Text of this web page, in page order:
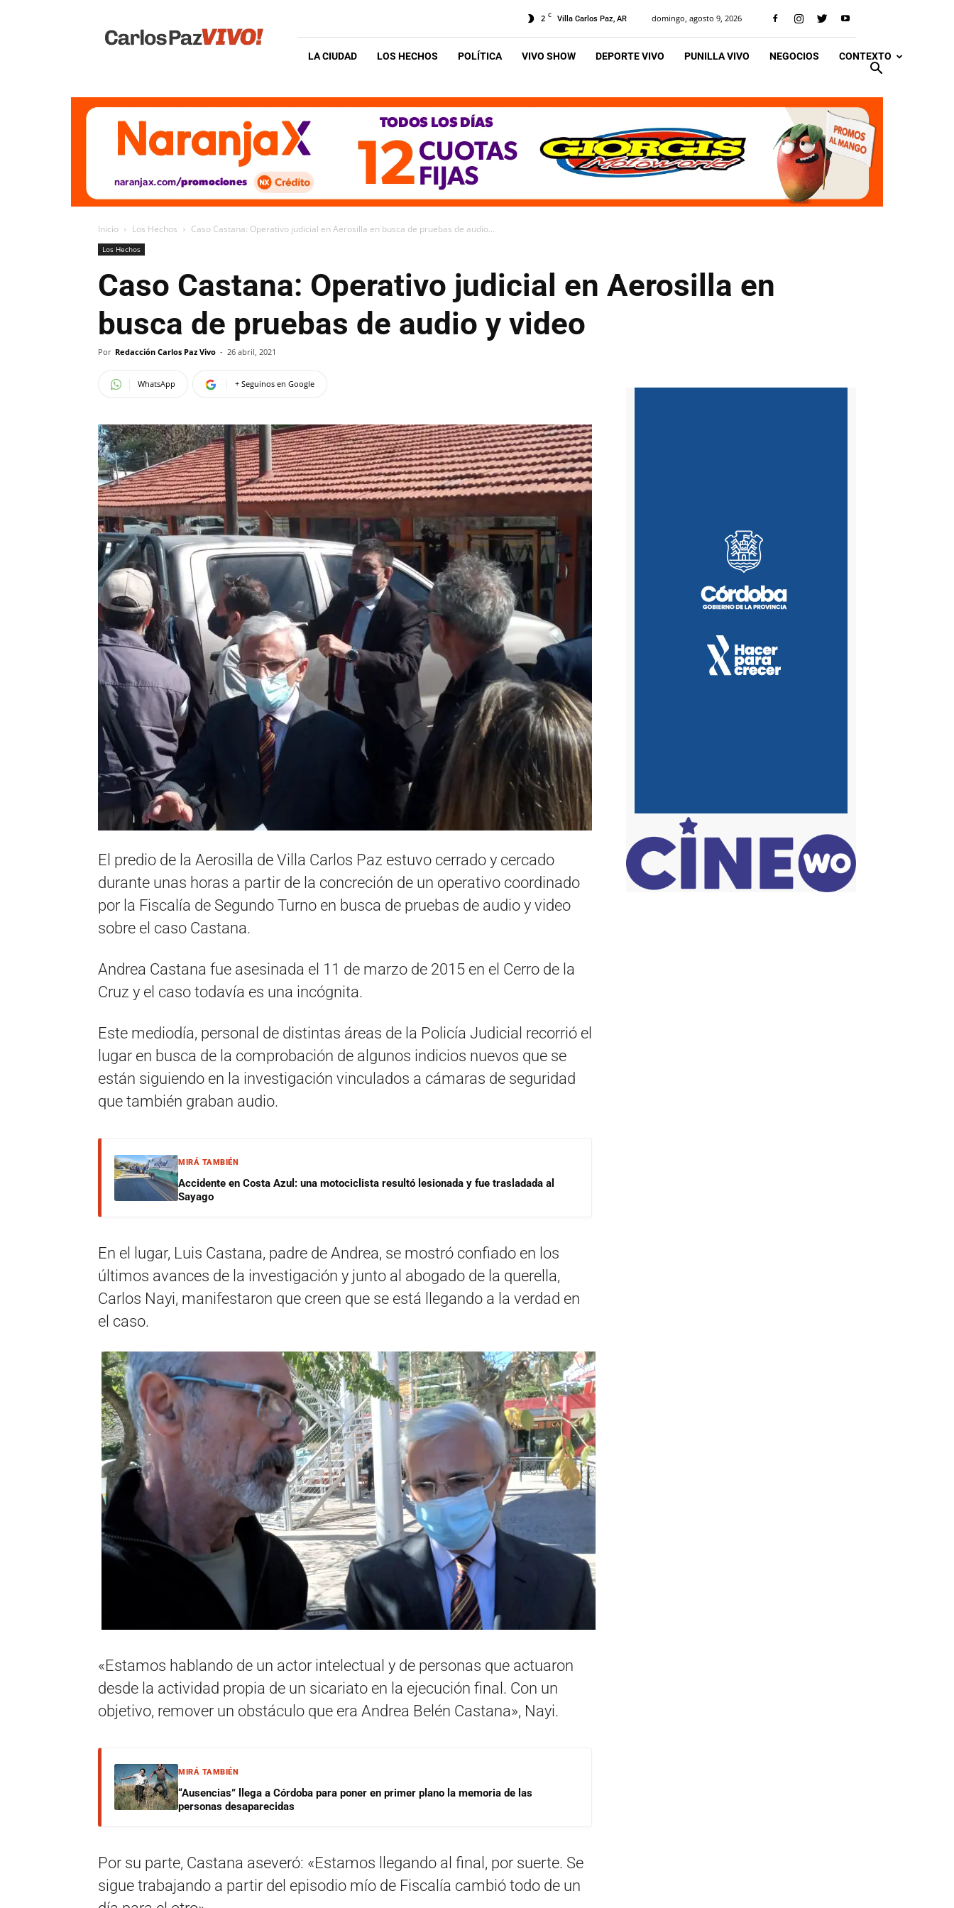
Vivo
2 C Villa Carlos Paz, AR domingo, agosto 9, 2026
LA CIUDAD LOS HECHOS POLÍTICA VIVO SHOW DEPORTE VIVO PUNILLA VIVO NEGOCIOS CONTEXTO
Inicio Los Hechos Caso Castana: Operativo judicial en Aerosilla en busca de pruebas de audio...
Los Hechos
Caso Castana: Operativo judicial en Aerosilla en
busca de pruebas de audio y video
Por Redacción Carlos Paz Vivo - 26 abril, 2021
WhatsApp + Seguinos en Google
El predio de la Aerosilla de Villa Carlos Paz estuvo cerrado y cercado
durante unas horas a partir de la concreción de un operativo coordinado
por la Fiscalía de Segundo Turno en busca de pruebas de audio y video
sobre el caso Castana.
Andrea Castana fue asesinada el 11 de marzo de 2015 en el Cerro de la
Cruz y el caso todavía es una incógnita.
Este mediodía, personal de distintas áreas de la Policía Judicial recorrió el
lugar en busca de la comprobación de algunos indicios nuevos que se
están siguiendo en la investigación vinculados a cámaras de seguridad
que también graban audio.
MIRÁ TAMBIÉN
Accidente en Costa Azul: una motociclista resultó lesionada y fue trasladada al
Sayago
En el lugar, Luis Castana, padre de Andrea, se mostró confiado en los
últimos avances de la investigación y junto al abogado de la querella,
Carlos Nayi, manifestaron que creen que se está llegando a la verdad en
el caso.
«Estamos hablando de un actor intelectual y de personas que actuaron
desde la actividad propia de un sicariato en la ejecución final. Con un
objetivo, remover un obstáculo que era Andrea Belén Castana», Nayi.
MIRÁ TAMBIÉN
“Ausencias” llega a Córdoba para poner en primer plano la memoria de las
personas desaparecidas
Por su parte, Castana aseveró: «Estamos llegando al final, por suerte. Se
sigue trabajando a partir del episodio mío de Fiscalía cambió todo de un